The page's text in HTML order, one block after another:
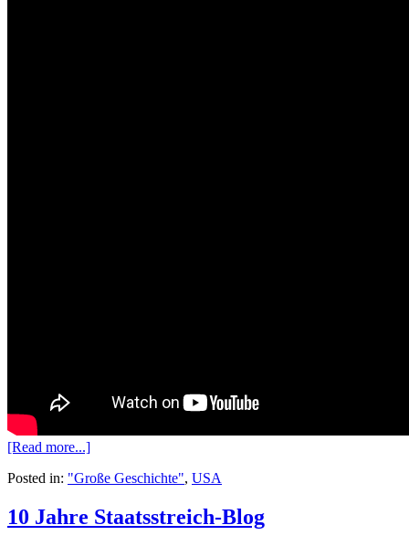
[Read more...]
Posted in: "Große Geschichte", USA
10 Jahre Staatsstreich-Blog